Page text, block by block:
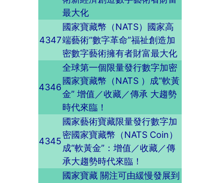
最大化
4347
國家寶藏幣（NATS）國家高
端藝術“數字革命”福祉創造加
密數字藝術擁有者財富最大化
4346
全球第一個限量發行數字加密
國家寶藏幣（NATS ）成“軟黃
金” 增值／收藏／傳承 大趨勢
時代來臨！
4345
國家藝術寶藏限量發行數字加
密國家寶藏幣（NATS Coin）
成“軟黃金”：增值／收藏／傳
承大趨勢時代來臨！
國家寶藏 關注可由緩慢發展到